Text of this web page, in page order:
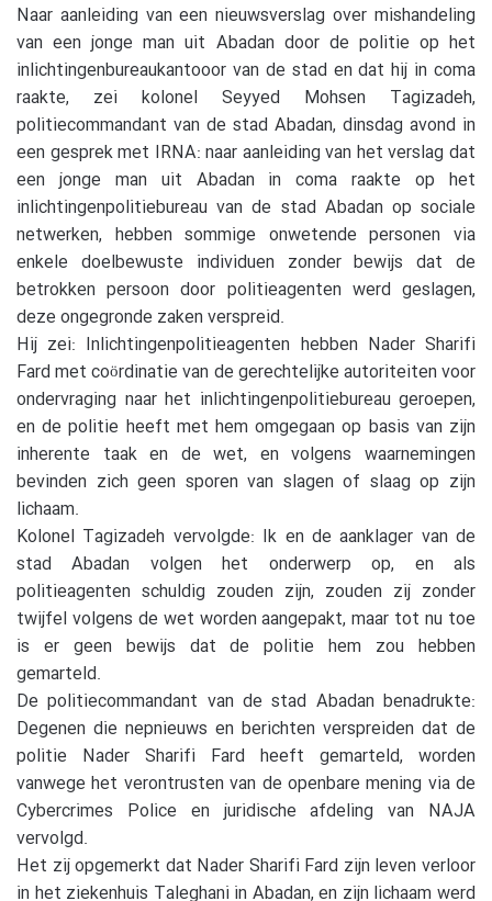
Naar aanleiding van een nieuwsverslag over mishandeling
van een jonge man uit Abadan door de politie op het
inlichtingenbureaukantooor van de stad en dat hij in coma
raakte, zei kolonel Seyyed Mohsen Tagizadeh,
politiecommandant van de stad Abadan, dinsdag avond in
een gesprek met IRNA: naar aanleiding van het verslag dat
een jonge man uit Abadan in coma raakte op het
inlichtingenpolitiebureau van de stad Abadan op sociale
netwerken, hebben sommige onwetende personen via
enkele doelbewuste individuen zonder bewijs dat de
betrokken persoon door politieagenten werd geslagen,
deze ongegronde zaken verspreid.
Hij zei: Inlichtingenpolitieagenten hebben Nader Sharifi
Fard met coördinatie van de gerechtelijke autoriteiten voor
ondervraging naar het inlichtingenpolitiebureau geroepen,
en de politie heeft met hem omgegaan op basis van zijn
inherente taak en de wet, en volgens waarnemingen
bevinden zich geen sporen van slagen of slaag op zijn
lichaam.
Kolonel Tagizadeh vervolgde: Ik en de aanklager van de
stad Abadan volgen het onderwerp op, en als
politieagenten schuldig zouden zijn, zouden zij zonder
twijfel volgens de wet worden aangepakt, maar tot nu toe
is er geen bewijs dat de politie hem zou hebben
gemarteld.
De politiecommandant van de stad Abadan benadrukte:
Degenen die nepnieuws en berichten verspreiden dat de
politie Nader Sharifi Fard heeft gemarteld, worden
vanwege het verontrusten van de openbare mening via de
Cybercrimes Police en juridische afdeling van NAJA
vervolgd.
Het zij opgemerkt dat Nader Sharifi Fard zijn leven verloor
in het ziekenhuis Taleghani in Abadan, en zijn lichaam werd